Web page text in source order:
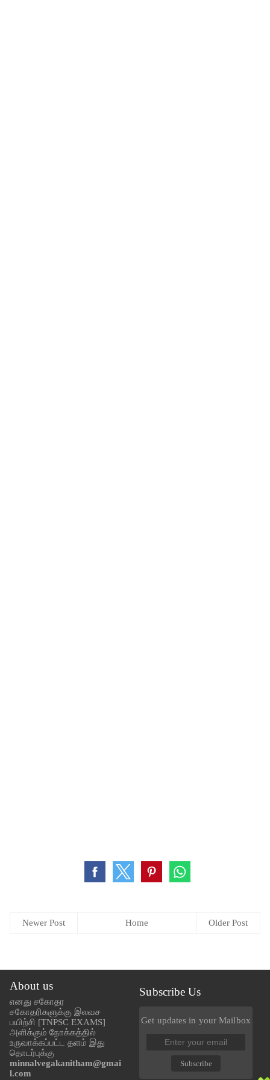
Newer Post Older Post
Home
About us
எனது சகோதர
சகோதரிகளுக்கு இலவச
பயிற்சி [TNPSC EXAMS]
அளிக்கும் நோக்கத்தில்
உருவாக்கப்பட்ட தளம் இது
தொடர்புக்கு
minnalvegakanitham@gmai
l.com
Subscribe Us
Get updates in your Mailbox
Subscribe